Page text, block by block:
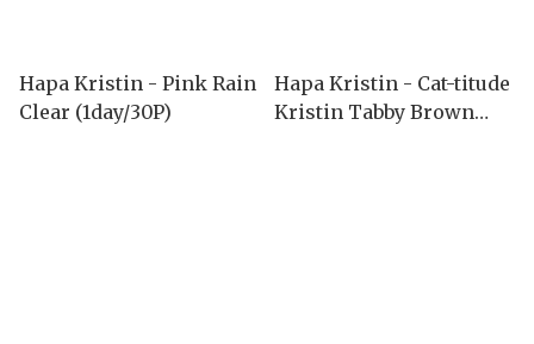
Hapa Kristin - Pink Rain
Clear (1day/30P)
Hapa Kristin - Cat-titude
Kristin Tabby Brown